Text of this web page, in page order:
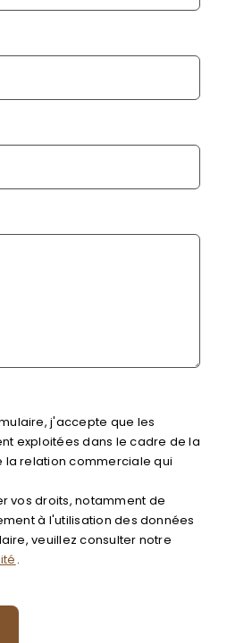
j'accepte que les
exploitées dans le cadre de la
relation commerciale qui
vos droits, notamment de
à l'utilisation des données
veuillez consulter notre
.